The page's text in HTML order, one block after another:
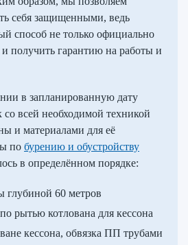
себя защищенными, ведь
способ не только официально
получить гарантию на работы и
в запланированную дату
со всей необходимой техникой
и материалами для её
по бурению и обустройству
в определённом порядке:
глубиной 60 метров
рытью котлована для кессона
кессона, обвязка ПП трубами